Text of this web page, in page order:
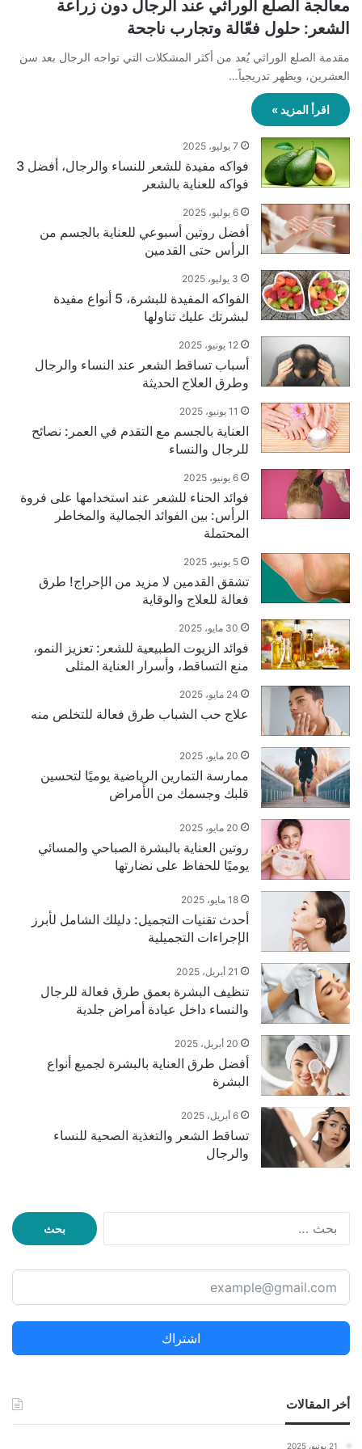
معالجة الصلع الوراثي عند الرجال دون زراعة
الشعر: حلول فعّالة وتجارب ناجحة
مقدمة الصلع الوراثي يُعد من أكثر المشكلات التي تواجه الرجال بعد سن
العشرين، ويظهر تدريجياً…
اقرأ المزيد »
7 يوليو، 2025
فواكه مفيدة للشعر للنساء والرجال، أفضل 3
فواكه للعناية بالشعر
6 يوليو، 2025
أفضل روتين أسبوعي للعناية بالجسم من
الرأس حتى القدمين
3 يوليو، 2025
الفواكه المفيدة للبشرة، 5 أنواع مفيدة
لبشرتك عليك تناولها
12 يونيو، 2025
أسباب تساقط الشعر عند النساء والرجال
وطرق العلاج الحديثة
11 يونيو، 2025
العناية بالجسم مع التقدم في العمر: نصائح
للرجال والنساء
6 يونيو، 2025
فوائد الحناء للشعر عند استخدامها على فروة
الرأس: بين الفوائد الجمالية والمخاطر
المحتملة
5 يونيو، 2025
تشقق القدمين لا مزيد من الإحراج! طرق
فعالة للعلاج والوقاية
30 مايو، 2025
فوائد الزيوت الطبيعية للشعر: تعزيز النمو،
منع التساقط، وأسرار العناية المثلى
24 مايو، 2025
علاج حب الشباب طرق فعالة للتخلص منه
20 مايو، 2025
ممارسة التمارين الرياضية يوميًا لتحسين
قلبك وجسمك من الأمراض
20 مايو، 2025
روتين العناية بالبشرة الصباحي والمسائي
يوميًا للحفاظ على نضارتها
18 مايو، 2025
أحدث تقنيات التجميل: دليلك الشامل لأبرز
الإجراءات التجميلية
21 أبريل، 2025
تنظيف البشرة بعمق طرق فعالة للرجال
والنساء داخل عيادة أمراض جلدية
20 أبريل، 2025
أفضل طرق العناية بالبشرة لجميع أنواع
البشرة
6 أبريل، 2025
تساقط الشعر والتغذية الصحية للنساء
والرجال
البحث
عن:
اشتراك
أخر المقالات
21 يونيو، 2025